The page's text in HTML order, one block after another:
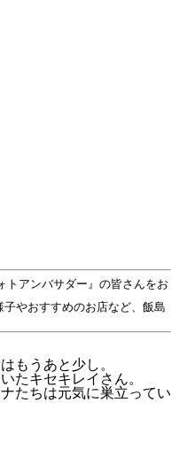
トアンバサダー』の皆さんをお
やおすすめのお店など、飯島
もうあと少し。
たキセキレイ さん。
たちは元気に巣立ってい